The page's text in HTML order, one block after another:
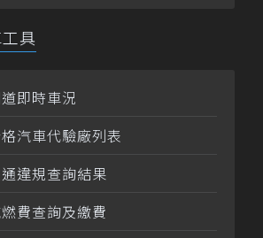
具
即時車況
汽車代驗廠列表
違規查詢結果
費查詢及繳費